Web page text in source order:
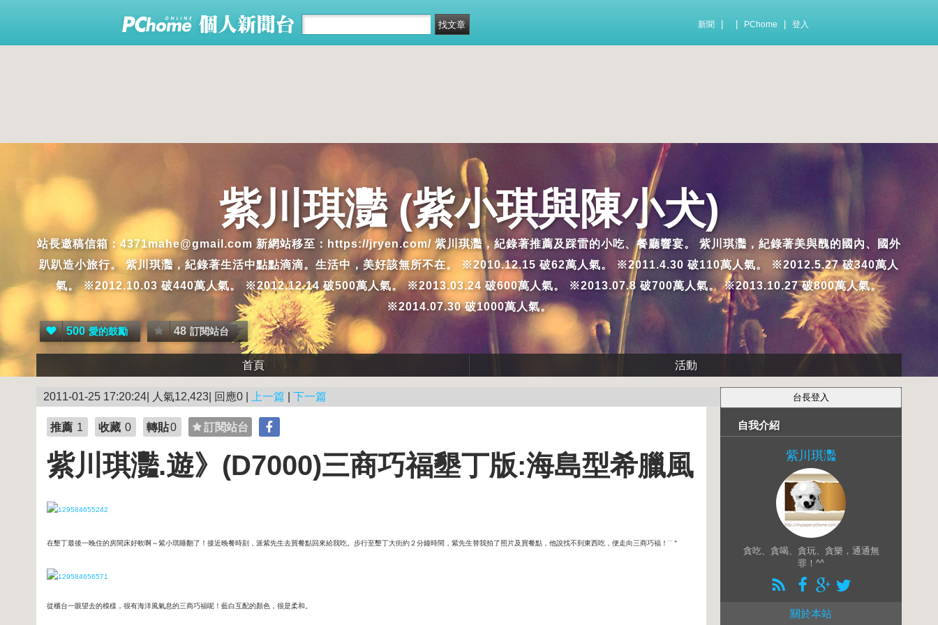
新聞 PChome 登入
紫川琪灩 (紫小琪與陳小犬)
站長邀稿信箱：4371mahe@gmail.com 新網站移至：https://jryen.com/ 紫川琪灩，紀錄著推薦及踩雷的小吃、餐廳響宴。 紫川琪灩，紀錄著美與醜的國內、國外
趴趴造小旅行。 紫川琪灩，紀錄著生活中點點滴滴。生活中，美好該無所不在。 ※2010.12.15 破62萬人氣。 ※2011.4.30 破110萬人氣。 ※2012.5.27 破340萬人
氣。 ※2012.10.03 破440萬人氣。 ※2012.12.14 破500萬人氣。 ※2013.03.24 破600萬人氣。 ※2013.07.8 破700萬人氣。 ※2013.10.27 破800萬人氣。
※2014.07.30 破1000萬人氣。
500 愛的鼓勵 48 訂閱站台
首頁 活動
2011-01-25 17:20:24| 人氣12,423| 回應0 | 上一篇 下一篇
推薦 1 收藏 0 轉貼0 訂閱站台
紫川琪灩.遊》(D7000)三商巧福墾丁版:海島型希臘風
在墾丁最後一晚住的房間床好軟啊～紫小琪睡翻了！接近晚餐時刻，派紫先生去買餐點回來給我吃。 步行至墾丁大街約２分鐘時間，紫先生替我拍了照片及買餐點，他說找不到東西吃，便走向三商巧福！˙˙＂
從櫃台一眼望去的模樣，很有海洋風氣息的三商巧福呢！藍白互配的顏色，很是柔和。
自我介紹
紫川琪灩
貪吃、貪喝、貪玩、貪樂，通通無
罪！^^
關於本站